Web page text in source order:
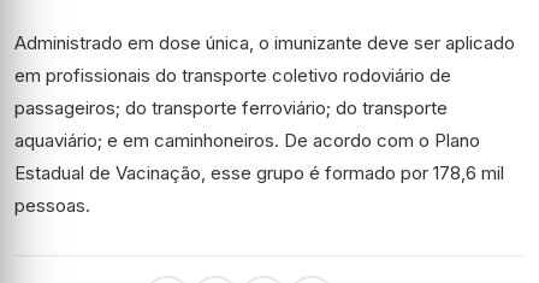
Administrado em dose única, o imunizante deve ser aplicado
em profissionais do transporte coletivo rodoviário de
passageiros; do transporte ferroviário; do transporte
aquaviário; e em caminhoneiros. De acordo com o Plano
Estadual de Vacinação, esse grupo é formado por 178,6 mil
pessoas.